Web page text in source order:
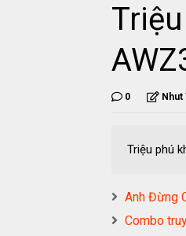
0
Triệu phú
Anh Đừng
Combo